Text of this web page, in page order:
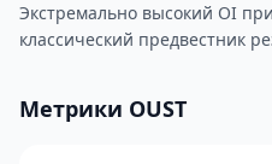
Экстремально высокий OI
классический предвестник
Метрики OUST